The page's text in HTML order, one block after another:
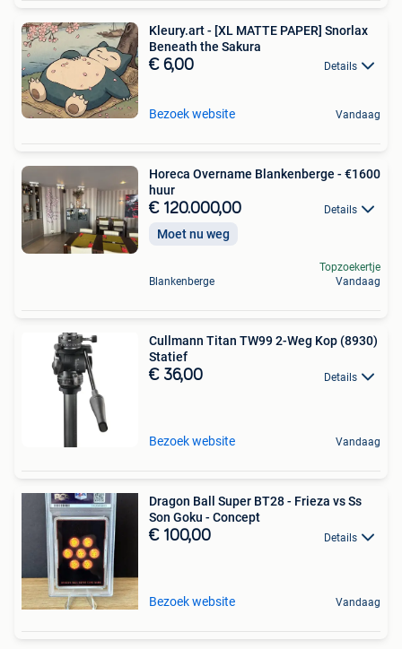
Kleury.art - [XL MATTE PAPER] Snorlax
Beneath the Sakura
€ 6,00 Details
Bezoek website Vandaag
Horeca Overname Blankenberge - €1600
huur
€ 120.000,00 Details
Moet nu weg
Blankenberge
Topzoekertje
Vandaag
Cullmann Titan TW99 2-Weg Kop (8930)
Statief
€ 36,00 Details
Bezoek website Vandaag
Dragon Ball Super BT28 - Frieza vs Ss
Son Goku - Concept
€ 100,00 Details
Bezoek website Vandaag